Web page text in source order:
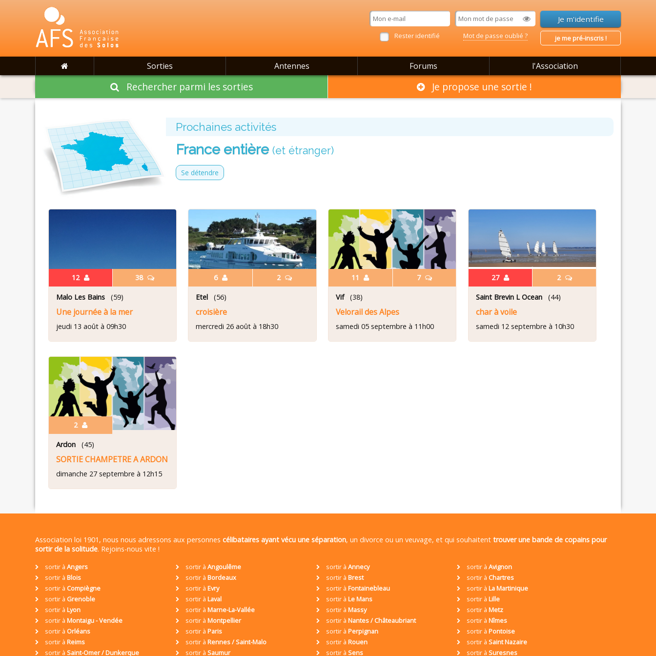
Rester identifié Mot de passe oublié ? je me pré-inscris !
Sorties Antennes Forums l'Association
Rechercher parmi les sorties Je propose une sortie !
Prochaines activités
France entière (et étranger)
Se détendre
12 38
Malo Les Bains(59)
Une journée à la mer
jeudi 13 août à 09h30
6 2
Etel (56)
croisière
mercredi 26 août à 18h30
11 7
Vif(38)
Velorail des Alpes
samedi 05 septembre à 11h00
27 2
Saint Brevin L Ocean(44)
char à voile
samedi 12 septembre à 10h30
2
Ardon(45)
SORTIE CHAMPETRE A ARDON
dimanche 27 septembre à 12h15
Association loi 1901, nous nous adressons aux personnes célibataires ayant vécu une séparation, un divorce ou un veuvage, et qui souhaitent trouver une bande de copains pour
sortir de la solitude. Rejoins-nous vite !
sortir à Angers sortir à Angoulême sortir à Annecy sortir à Avignon
sortir à Blois sortir à Bordeaux sortir à Brest sortir à Chartres
sortir à Compiègne sortir à Evry sortir à Fontainebleau sortir à La Martinique
sortir à Grenoble sortir à Laval sortir à Le Mans sortir à Lille
sortir à Lyon sortir à Marne-La-Vallée sortir à Massy sortir à Metz
sortir à Montaigu - Vendée sortir à Montpellier sortir à Nantes / Châteaubriant sortir à Nîmes
sortir à Orléans sortir à Paris sortir à Perpignan sortir à Pontoise
sortir à Reims sortir à Rennes / Saint-Malo sortir à Rouen sortir à Saint Nazaire
sortir à Saint-Omer / Dunkerque sortir à Saumur sortir à Sens sortir à Suresnes